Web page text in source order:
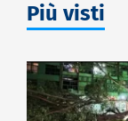
Più visti